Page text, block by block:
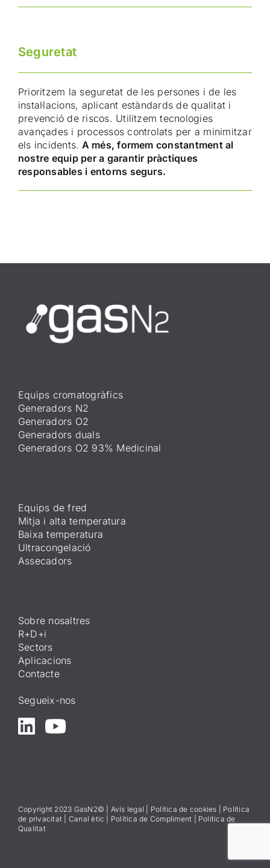
Seguretat
Prioritzem la seguretat de les persones i de les
instal·lacions, aplicant estàndards de qualitat i
prevenció de riscos. Utilitzem tecnologies
avançades i processos controlats per a minimitzar
els incidents. A més, formem constantment al
nostre equip per a garantir pràctiques
responsables i entorns segurs.
Equips cromatogràfics
Generadors N2
Generadors O2
Generadors duals
Generadors O2 93% Medicinal
Equips de fred
Mitja i alta temperatura
Baixa temperatura
Ultracongelació
Assecadors
Sobre nosaltres
R+D+i
Sectors
Aplicacions
Contacte
Segueix-nos
Copyright 2023 GasN2© | Avís legal Política de cookies
Política
de privacitat
Canal ètic Política de Compliment
Política de
Qualitat